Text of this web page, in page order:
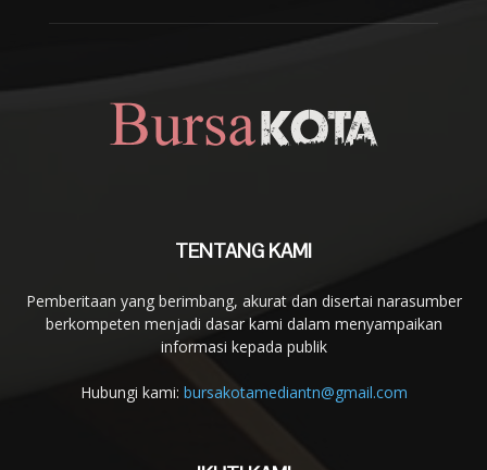
TENTANG KAMI
Pemberitaan yang berimbang, akurat dan disertai narasumber
berkompeten menjadi dasar kami dalam menyampaikan
informasi kepada publik
Hubungi kami: bursakotamediantn@gmail.com